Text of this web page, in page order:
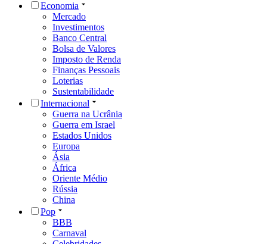
Economia
Mercado
Investimentos
Banco Central
Bolsa de Valores
Imposto de Renda
Finanças Pessoais
Loterias
Sustentabilidade
Internacional
Guerra na Ucrânia
Guerra em Israel
Estados Unidos
Europa
Ásia
África
Oriente Médio
Rússia
China
Pop
BBB
Carnaval